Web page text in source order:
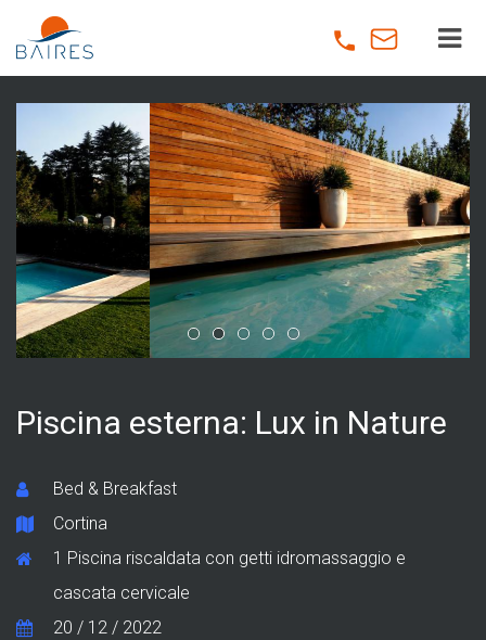
main
content
Piscina esterna: Lux in Nature
Bed & Breakfast
Cortina
1 Piscina riscaldata con getti idromassaggio e
cascata cervicale
20 / 12 / 2022